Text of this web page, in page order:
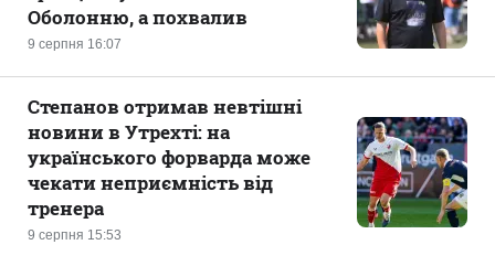
9 серпня 16:07
Оболонню, а похвалив
9 серпня 15:53
Степанов отримав невтішні
новини в Утрехті: на
українського форварда може
чекати неприємність від
тренера